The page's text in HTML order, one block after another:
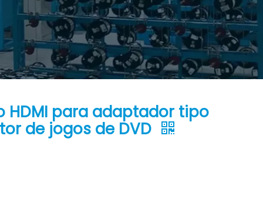
HDMI para adaptador tipo
de jogos de DVD